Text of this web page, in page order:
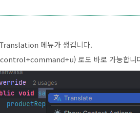
메뉴가 생깁니다.
로도 바로 가능합니